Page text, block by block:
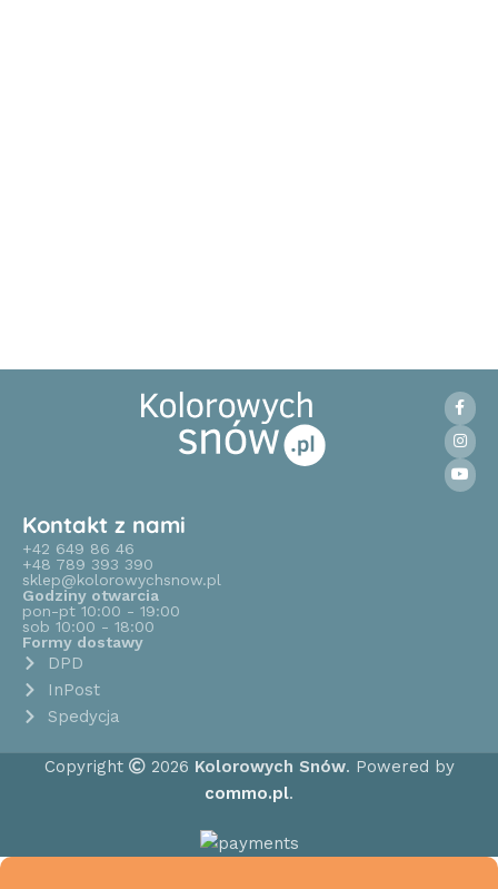
Kontakt z nami
+42 649 86 46
+48 789 393 390
sklep@kolorowychsnow.pl
Godziny otwarcia
pon-pt 10:00 - 19:00
sob 10:00 - 18:00
Formy dostawy
DPD
InPost
Spedycja
Copyright 2026 Kolorowych Snów. Powered by
commo.pl.